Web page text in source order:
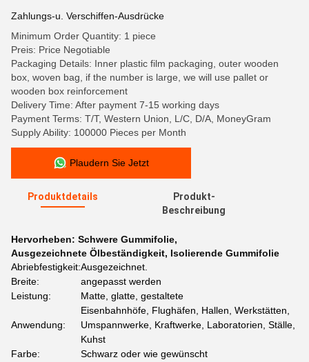
Zahlungs-u. Verschiffen-Ausdrücke
Minimum Order Quantity: 1 piece
Preis: Price Negotiable
Packaging Details: Inner plastic film packaging, outer wooden
box, woven bag, if the number is large, we will use pallet or
wooden box reinforcement
Delivery Time: After payment 7-15 working days
Payment Terms: T/T, Western Union, L/C, D/A, MoneyGram
Supply Ability: 100000 Pieces per Month
Plaudern Sie Jetzt
Produktdetails
Produkt-
Beschreibung
Hervorheben: Schwere Gummifolie,
Ausgezeichnete Ölbeständigkeit, Isolierende Gummifolie
Abriebfestigkeit:Ausgezeichnet.
Breite:
angepasst werden
Leistung:
Matte, glatte, gestaltete
Anwendung:
Eisenbahnhöfe, Flughäfen, Hallen, Werkstätten,
Umspannwerke, Kraftwerke, Laboratorien, Ställe,
Kuhst
Farbe:
Schwarz oder wie gewünscht